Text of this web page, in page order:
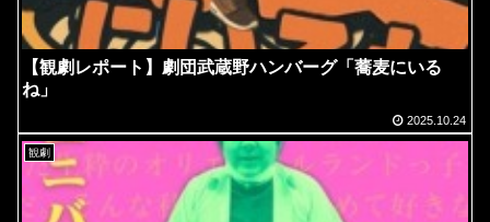
【観劇レポート】劇団武蔵野ハンバーグ「蕎麦にいる
ね」
2025.10.24
観劇